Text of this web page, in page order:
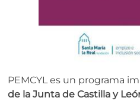
PEMCYL es un programa
de la Junta de Castilla y